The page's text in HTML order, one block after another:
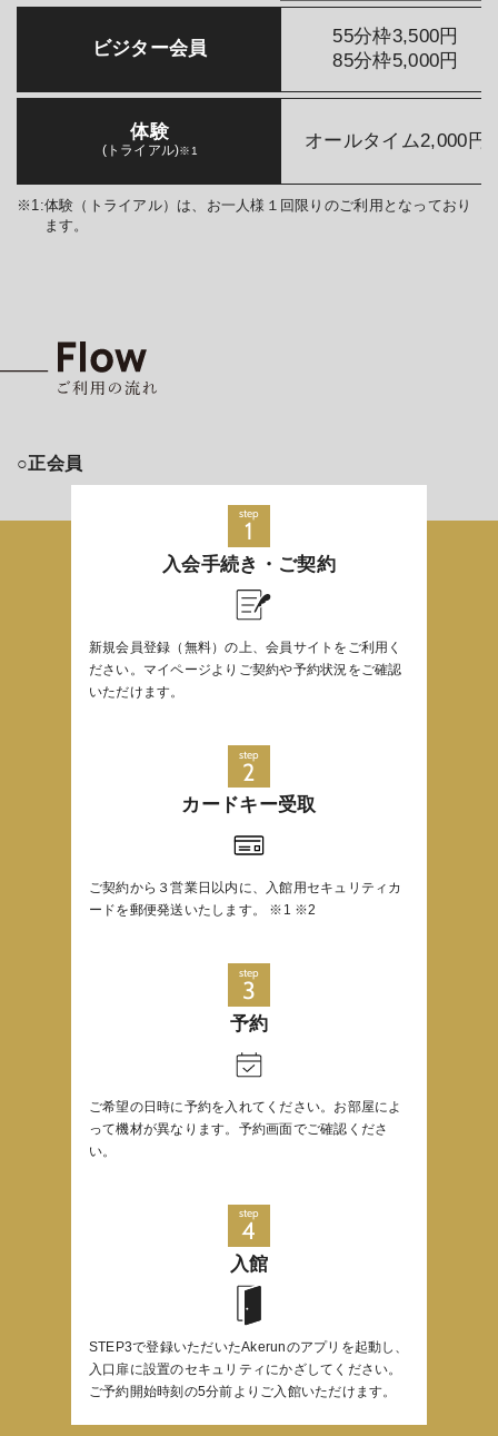
ビジター会員
55分枠3,500円
85分枠5,000円
体験
(トライアル)※1 オールタイム2,000 円
体験（トライアル）は、お一人様１回限りのご利用となっており
ます。
○正会員
step
1
入会手続き・ご契約
新規会員登録（無料）の上、会員サイトをご利用く
ださい。マイページよりご契約や予約状況をご確認
いただけます。
step
2
カードキー受取
ご契約から３営業日以内に、入館用セキュリティカ
ードを郵便発送いたします。 ※1 ※2
step
3
予約
ご希望の日時に予約を入れてください。お部屋によ
って機材が異なります。予約画面でご確認くださ
い。
step
4
入館
STEP3で登録いただいたAkerunのアプリを起動し、
⼊⼝扉に設置のセキュリティにかざしてください。
ご予約開始時刻の5分前よりご⼊館いただけます。